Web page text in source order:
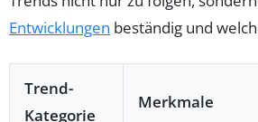
Entwicklungen beständig und
Trend-
Kategorie
Merkmale